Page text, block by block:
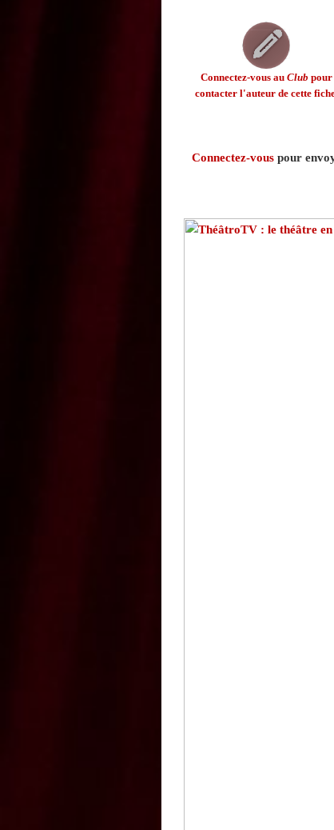
Connectez-vous au Club pour
contacter l'auteur de cette
Connectez-vous pour